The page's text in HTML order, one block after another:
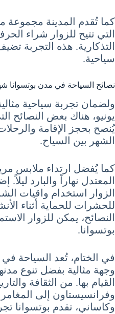
كما تُقدم المدينة مجموعة
التي تتيح للزوار شراء
التذكارية. هذه التجربة
سياحية.
نصائح السياحة في مدن بوتسوانا
ولضمان تجربة سياحية
يونيو، هناك بعض النصائح
يُنصح بحجز الإقامة
الشهر بين السياح.
كما يُفضل ارتداء ملابس
المعتدل نهاراً والبارد
الزوار استخدام واقيات
للحشرات للحماية أثناء
النصائح، يمكن للزوار
بوتسوانا.
في الختام، تُعد السياحة
وجهة مثالية بفضل تنوع
القيام بها. من الثقافة
وفرانسيستاون إلى
وكاساني، تقدم بوتسوانا